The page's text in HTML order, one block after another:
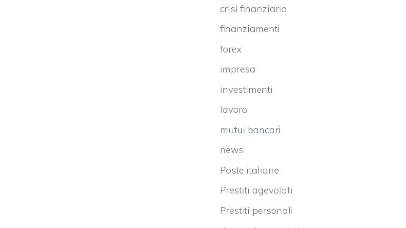
crisi finanziaria
finanziamenti
forex
impresa
investimenti
lavoro
mutui bancari
news
Poste italiane
Prestiti agevolati
Prestiti personali